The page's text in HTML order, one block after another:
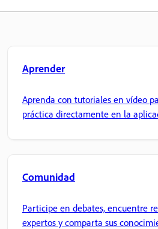
Aprender
Aprenda con tutoriales en vídeo
práctica directamente en la
Comunidad
Participe en debates, encuentre
expertos y comparta sus